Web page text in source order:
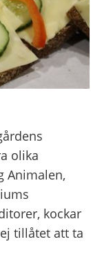
olika
Animalen,
kockar
tillåtet att ta